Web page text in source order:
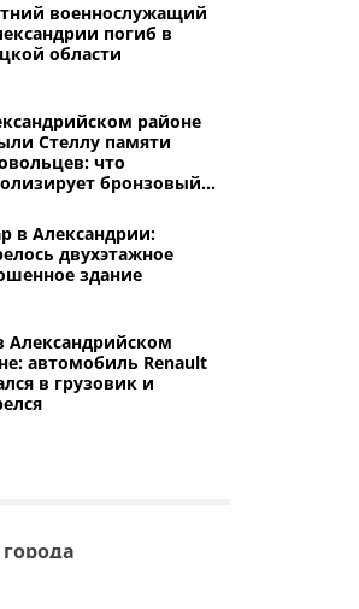
военнослужащий
погиб в
области
районе
Стеллу памяти
что
бронзовый
в Александрии:
двухэтажное
здание
Александрийском
автомобиль Renault
в грузовик и